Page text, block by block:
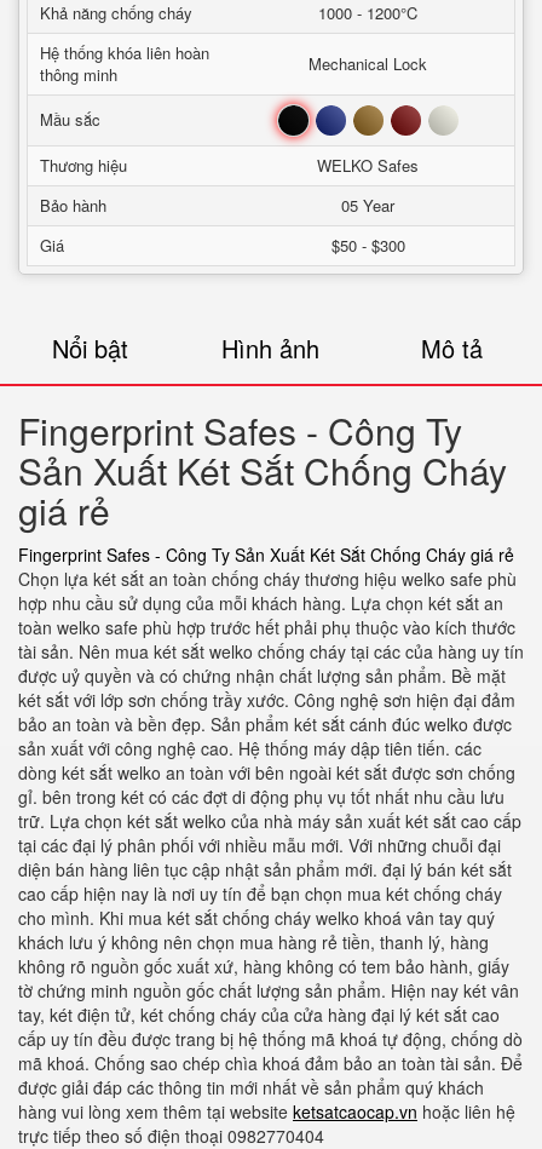
Khả năng chống cháy
1000 - 1200°C
Hệ thống khóa liên hoàn
thông minh
Mechanical Lock
Mầu sắc Đen Xanh Nâu Đỏ Trắng
Thương hiệu
WELKO Safes
Bảo hành
05 Year
Giá
$50 - $300
Nổi bật Hình ảnh Mô tả
Fingerprint Safes - Công Ty
Sản Xuất Két Sắt Chống Cháy
giá rẻ
Fingerprint Safes - Công Ty Sản Xuất Két Sắt Chống Cháy giá rẻ
Chọn lựa két sắt an toàn chống cháy thương hiệu welko safe phù
hợp nhu cầu sử dụng của mỗi khách hàng. Lựa chọn két sắt an
toàn welko safe phù hợp trước hết phải phụ thuộc vào kích thước
tài sản. Nên mua két sắt welko chống cháy tại các của hàng uy tín
được uỷ quyền và có chứng nhận chất lượng sản phẩm. Bề mặt
két sắt với lớp sơn chống trầy xước. Công nghệ sơn hiện đại đảm
bảo an toàn và bền đẹp. Sản phẩm két sắt cánh đúc welko được
sản xuất với công nghệ cao. Hệ thống máy dập tiên tiến. các
dòng két sắt welko an toàn với bên ngoài két sắt được sơn chống
gỉ. bên trong két có các đợt di động phụ vụ tốt nhất nhu cầu lưu
trữ. Lựa chọn két sắt welko của nhà máy sản xuất két sắt cao cấp
tại các đại lý phân phối với nhiều mẫu mới. Với những chuỗi đại
diện bán hàng liên tục cập nhật sản phẩm mới. đại lý bán két sắt
cao cấp hiện nay là nơi uy tín để bạn chọn mua két chống cháy
cho mình. Khi mua két sắt chống cháy welko khoá vân tay quý
khách lưu ý không nên chọn mua hàng rẻ tiền, thanh lý, hàng
không rõ nguồn gốc xuất xứ, hàng không có tem bảo hành, giấy
tờ chứng minh nguồn gốc chất lượng sản phẩm. Hiện nay két vân
tay, két điện tử, két chống cháy của cửa hàng đại lý két sắt cao
cấp uy tín đều được trang bị hệ thống mã khoá tự động, chống dò
mã khoá. Chống sao chép chìa khoá đảm bảo an toàn tài sản. Để
được giải đáp các thông tin mới nhất về sản phẩm quý khách
hàng vui lòng xem thêm tại website ketsatcaocap.vn hoặc liên hệ
trực tiếp theo số điện thoại 0982770404